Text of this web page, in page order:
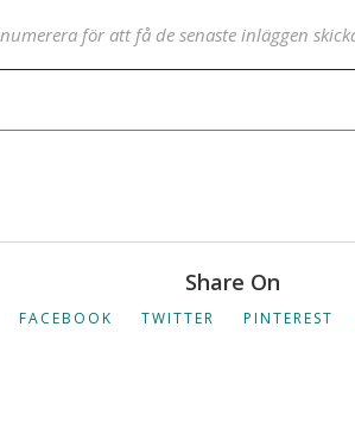
för att få de senaste inläggen
Share On
FACEBOOK TWITTER PINTEREST